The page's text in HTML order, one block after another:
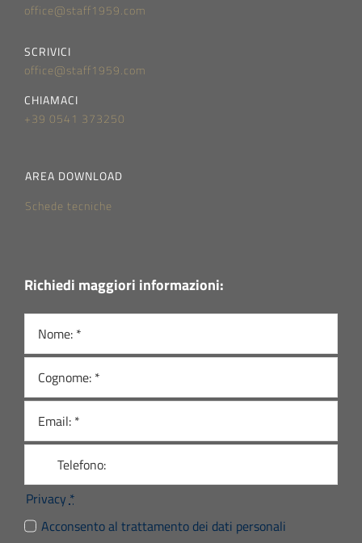
office@staff1959.com
SCRIVICI
office@staff1959.com
CHIAMACI
+39 0541 373250
AREA DOWNLOAD
Schede tecniche
Richiedi maggiori informazioni:
Privacy *
Acconsento al trattamento dei dati personali